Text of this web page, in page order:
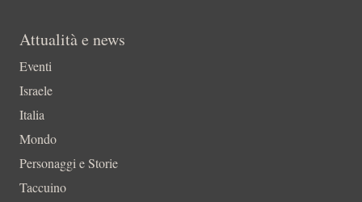
Attualità e news
Eventi
Israele
Italia
Mondo
Personaggi e Storie
Taccuino